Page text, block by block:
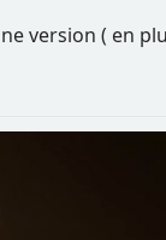
version ( en